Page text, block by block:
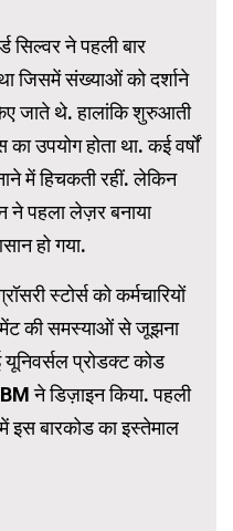
ने पहली बार
जिसमें संख्याओं को दर्शाने
जाते थे. हालांकि शुरुआती
उपयोग होता था. कई वर्षों
में हिचकती रहीं. लेकिन
ने पहला लेज़र बनाया
हो गया.
स्टोर्स को कर्मचारियों
की समस्याओं से जूझना
प्रोडक्ट कोड
ने डिज़ाइन किया. पहली
इस बारकोड का इस्तेमाल